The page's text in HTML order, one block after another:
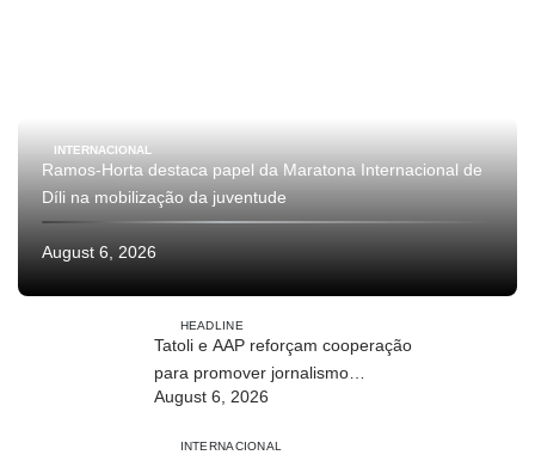
INTERNACIONAL
Ramos-Horta destaca papel da Maratona Internacional de
Díli na mobilização da juventude
August 6, 2026
HEADLINE
Tatoli e AAP reforçam cooperação
para promover jornalismo
profissional em Timor-Leste
August 6, 2026
INTERNACIONAL